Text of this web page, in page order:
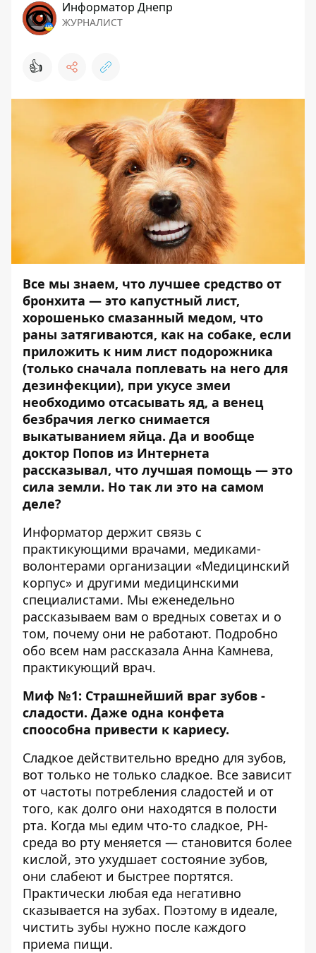
Информатор Днепр
ЖУРНАЛИСТ
👍
Все мы знаем, что лучшее средство от
бронхита — это капустный лист,
хорошенько смазанный медом, что
раны затягиваются, как на собаке, если
приложить к ним лист подорожника
(только сначала поплевать на него для
дезинфекции), при укусе змеи
необходимо отсасывать яд, а венец
безбрачия легко снимается
выкатыванием яйца. Да и вообще
доктор Попов из Интернета
рассказывал, что лучшая помощь — это
сила земли. Но так ли это на самом
деле?
Информатор держит связь с
практикующими врачами, медиками-
волонтерами организации «Медицинский
корпус» и другими медицинскими
специалистами. Мы еженедельно
рассказываем вам о вредных советах и о
том, почему они не работают. Подробно
обо всем нам рассказала Анна Камнева,
практикующий врач.
Миф №1: Страшнейший враг зубов -
сладости. Даже одна конфета
споособна привести к кариесу.
Сладкое действительно вредно для зубов,
вот только не только сладкое. Все зависит
от частоты потребления сладостей и от
того, как долго они находятся в полости
рта. Когда мы едим что-то сладкое, PH-
среда во рту меняется — становится более
кислой, это ухудшает состояние зубов,
они слабеют и быстрее портятся.
Практически любая еда негативно
сказывается на зубах. Поэтому в идеале,
чистить зубы нужно после каждого
приема пищи.